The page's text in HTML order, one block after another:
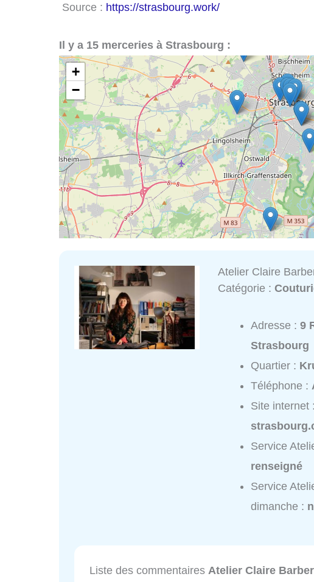
Source : https://strasbourg.work/
Il y a 15 merceries à Strasbourg :
+
−
Atelier Claire
Catégorie :
Adresse :9
Strasbourg
Quartier :
Téléphone :
Site internet :
Service
renseigné
Service
dimanche :
Liste des commentaires Atelier Claire